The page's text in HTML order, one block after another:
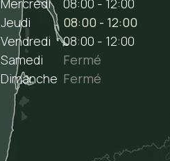
Mercredi
08:00 - 12:00
Jeudi
08:00 - 12:00
Vendredi
08:00 - 12:00
Samedi
Fermé
Dimanche Fermé